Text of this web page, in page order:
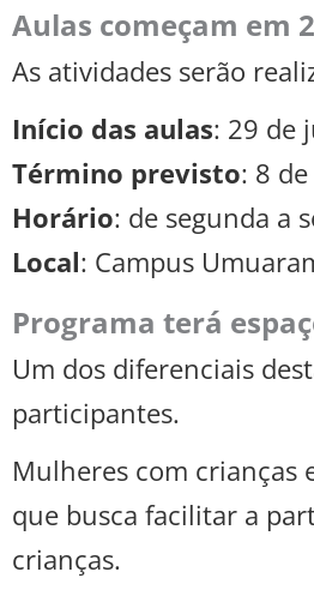
Aulas começam em
As atividades serão
Início das aulas: 29 de
Término previsto: 8
Horário: de segunda a
Local: Campus
Programa terá
Um dos diferenciais
participantes.
Mulheres com crianças
que busca facilitar a
crianças.